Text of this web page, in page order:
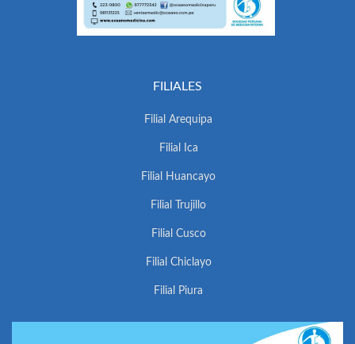
FILIALES
Filial Arequipa
Filial Ica
Filial Huancayo
Filial Trujillo
Filial Cusco
Filial Chiclayo
Filial Piura